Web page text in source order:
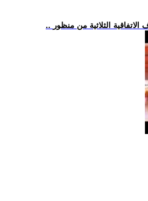
الثلاثية من منظور